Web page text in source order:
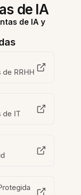
de IA
de IA y
RRHH
de IT